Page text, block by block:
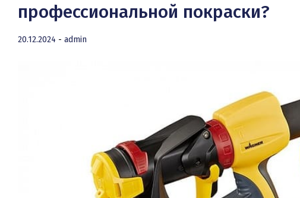
профессиональной покраски?
20.12.2024 - admin